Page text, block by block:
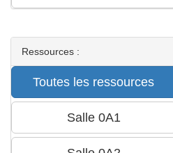
Ressources :